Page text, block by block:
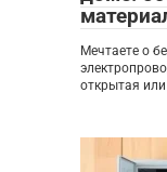
Мечтаете о
открытая